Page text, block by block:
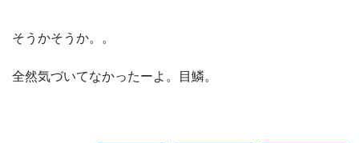
そうかそうか。。
全然気づいてなかったーよ。目鱗。